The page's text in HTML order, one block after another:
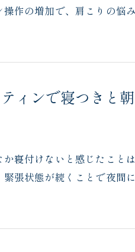
作の増加で、肩こりの悩
ィンで寝つきと
寝付けないと感じたこと
張状態が続くことで夜間